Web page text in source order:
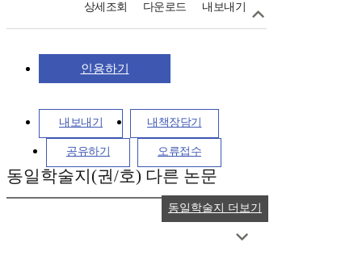
상세조회 다운로드 내보내기
인용하기
내보내기 내책장담기
공유하기 오류접수
동일학술지(권/호) 다른 논문
동일학술지 더보기